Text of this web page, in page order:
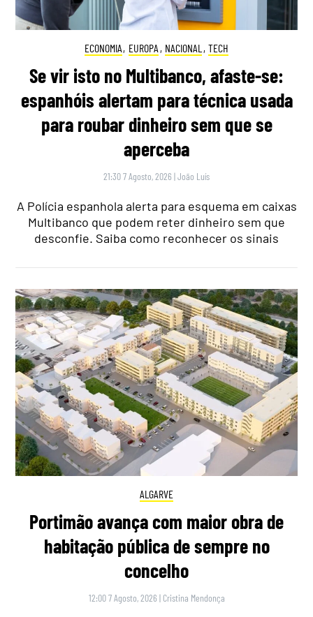
ECONOMIA, EUROPA , NACIONAL , TECH
Se vir isto no Multibanco, afaste-se:
espanhóis alertam para técnica usada
para roubar dinheiro sem que se
aperceba
21:30 7 Agosto, 2026 |João Luís
A Polícia espanhola alerta para esquema em caixas
Multibanco que podem reter dinheiro sem que
desconfie. Saiba como reconhecer os sinais
ALGARVE
Portimão avança com maior obra de
habitação pública de sempre no
concelho
12:00 7 Agosto, 2026 | Cristina Mendonça